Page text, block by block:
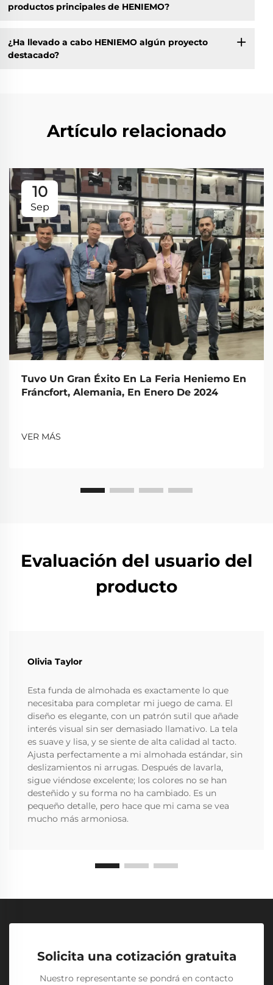
productos principales de HENIEMO?
¿Ha llevado a cabo HENIEMO algún proyecto
destacado?
Artículo relacionado
10
Sep
Tuvo Un Gran Éxito En La Feria Heniemo En
Fráncfort, Alemania, En Enero De 2024
VER MÁS
Evaluación del usuario del
producto
Olivia Taylor
Esta funda de almohada es exactamente lo que
necesitaba para completar mi juego de cama. El
diseño es elegante, con un patrón sutil que añade
interés visual sin ser demasiado llamativo. La tela
es suave y lisa, y se siente de alta calidad al tacto.
Ajusta perfectamente a mi almohada estándar, sin
deslizamientos ni arrugas. Después de lavarla,
sigue viéndose excelente; los colores no se han
desteñido y su forma no ha cambiado. Es un
pequeño detalle, pero hace que mi cama se vea
mucho más armoniosa.
Solicita una cotización gratuita
Nuestro representante se pondrá en contacto